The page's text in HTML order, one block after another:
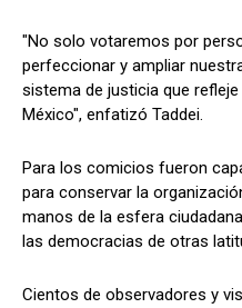
"No solo votaremos por
perfeccionar y ampliar
sistema de justicia que
México", enfatizó Taddei.
Para los comicios fueron
para conservar la
manos de la esfera
las democracias de otras
Cientos de observadores y